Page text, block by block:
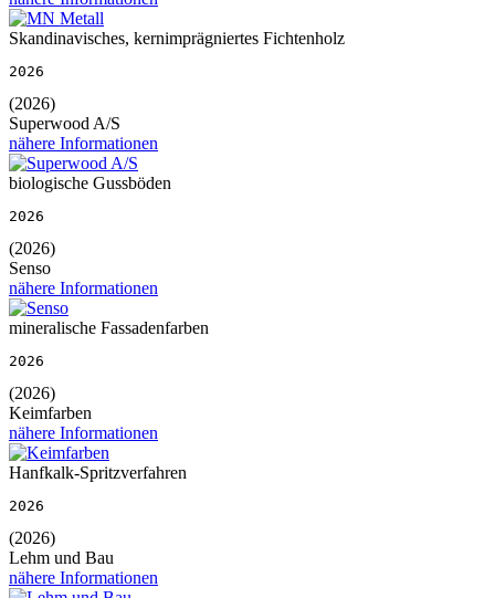
Skandinavisches, kernimprägniertes Fichtenholz
2026
(2026)
Superwood A/S
nähere Informationen
biologische Gussböden
2026
(2026)
Senso
nähere Informationen
mineralische Fassadenfarben
2026
(2026)
Keimfarben
nähere Informationen
Hanfkalk-Spritzverfahren
2026
(2026)
Lehm und Bau
nähere Informationen